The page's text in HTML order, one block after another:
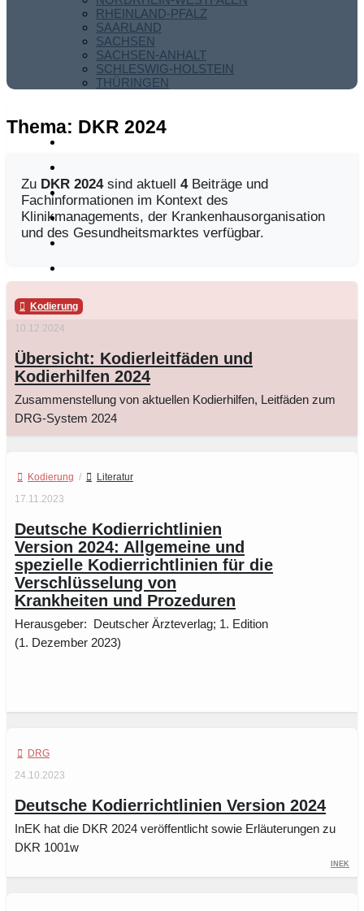
RHEINLAND-PFALZ
SAARLAND
SACHSEN
SACHSEN-ANHALT
SCHLESWIG-HOLSTEIN
THÜRINGEN
Thema: DKR 2024
Zu DKR 2024sind aktuell 4Beiträge und
Fachinformationen im Kontext des
Klinikmanagements, der Krankenhausorganisation
und des Gesundheitsmarktes verfügbar.
Kodierung
10.12.2024
Übersicht: Kodierleitfäden und
Kodierhilfen 2024
Zusammenstellung von aktuellen Kodierhilfen, Leitfäden zum
DRG-System 2024
Kodierung /
Literatur
17.11.2023
Deutsche Kodierrichtlinien
Version 2024: Allgemeine und
spezielle Kodierrichtlinien für die
Verschlüsselung von
Krankheiten und Prozeduren
Herausgeber: ‎ Deutscher Ärzteverlag; 1. Edition
(1. Dezember 2023)
DRG
24.10.2023
Deutsche Kodierrichtlinien Version 2024
InEK hat die DKR 2024 veröffentlicht sowie Erläuterungen zu
DKR 1001w
InEK